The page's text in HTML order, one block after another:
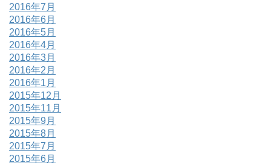
2016年7月
2016年6月
2016年5月
2016年4月
2016年3月
2016年2月
2016年1月
2015年12月
2015年11月
2015年9月
2015年8月
2015年7月
2015年6月